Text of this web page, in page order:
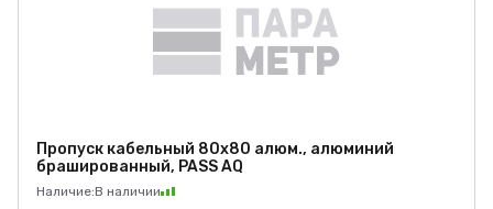
Пропуск кабельный 80х80 алюм., алюминий
брашированный, PASS AQ
Наличие:В наличии